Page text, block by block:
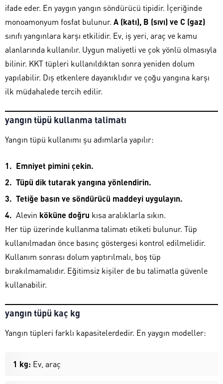
ifade eder. En yaygın yangın söndürücü tipidir. İçeriğinde
monoamonyum fosfat bulunur. A (katı), B (sıvı) ve C (gaz)
sınıfı yangınlara karşı etkilidir. Ev, iş yeri, araç ve kamu
alanlarında kullanılır. Uygun maliyetli ve çok yönlü olmasıyla
bilinir. KKT tüpleri kullanıldıktan sonra yeniden dolum
yapılabilir. Dış etkenlere dayanıklıdır ve çoğu yangına karşı
ilk müdahalede tercih edilir.
yangın tüpü kullanma talimatı
Yangın tüpü kullanımı şu adımlarla yapılır:
Emniyet pimini çekin.
Tüpü dik tutarak yangına yönlendirin.
Tetiğe basın ve söndürücü maddeyi uygulayın.
Alevin köküne doğru kısa aralıklarla sıkın.
Her tüp üzerinde kullanma talimatı etiketi bulunur. Tüp
kullanılmadan önce basınç göstergesi kontrol edilmelidir.
Kullanım sonrası dolum yaptırılmalı, boş tüp
bırakılmamalıdır. Eğitimsiz kişiler de bu talimatla güvenle
kullanabilir.
yangın tüpü kaç kg
Yangın tüpleri farklı kapasitelerdedir. En yaygın modeller:
1 kg: Ev, araç